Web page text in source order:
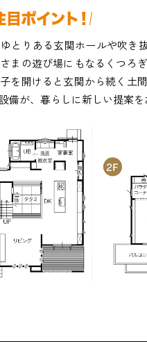
とりある玄関ホールや吹き
まの遊び場にもなるくつろ
を開けると玄関から続く土
備が、暮らしに新しい提案を